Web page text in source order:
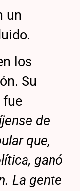
un
los
Su
fue
de
que,
ganó
La gente